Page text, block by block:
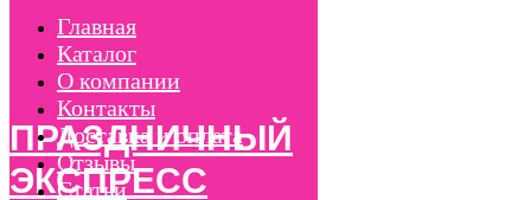
ПРАЗДНИЧНЫЙ
ЭКСПРЕСС
Главная
Каталог
О компании
Контакты
Доставка и оплата
Отзывы
Статьи